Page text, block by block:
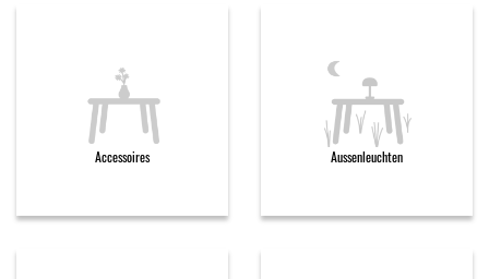
Accessoires Aussenleuchten